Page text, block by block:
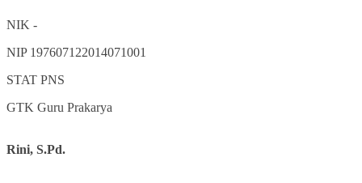
NIK -
NIP 197607122014071001
STAT PNS
GTK Guru Prakarya
Rini, S.Pd.